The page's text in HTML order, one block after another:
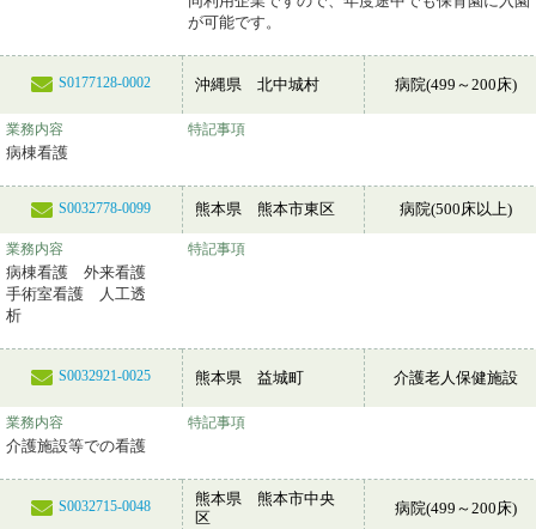
が可能です。
S0177128-0002 沖縄県 北中城村 病院(499～200床)
業務内容
病棟看護
特記事項
S0032778-0099 熊本県 熊本市東区 病院(500床以上)
業務内容
病棟看護 外来看護
手術室看護 人工透
析
特記事項
S0032921-0025 熊本県 益城町 介護老人保健施設
業務内容
介護施設等での看護
特記事項
S0032715-0048
熊本県 熊本市中央
区
病院(499～200床)